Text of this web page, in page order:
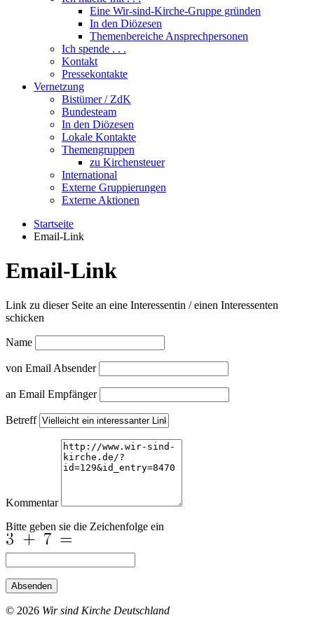
Eine Wir-sind-Kirche-Gruppe gründen
In den Diözesen
Themenbereiche Ansprechpersonen
Ich spende . . .
Kontakt
Pressekontakte
Vernetzung
Bistümer / ZdK
Bundesteam
In den Diözesen
Lokale Kontakte
Themengruppen
zu Kirchensteuer
International
Externe Gruppierungen
Externe Aktionen
Startseite
Email-Link
Email-Link
Link zu dieser Seite an eine Interessentin / einen Interessenten
schicken
Name
von Email Absender
an Email Empfänger
Betreff
Kommentar
Bitte geben sie die Zeichenfolge ein
Absenden
© 2026 Wir sind Kirche Deutschland